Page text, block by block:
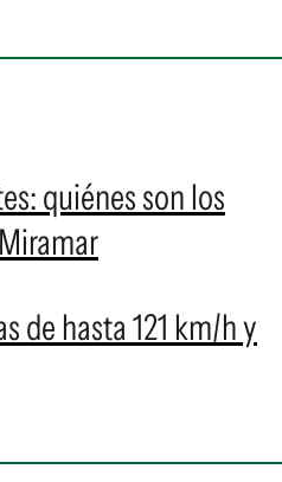
quiénes son los
de hasta 121 km/h y